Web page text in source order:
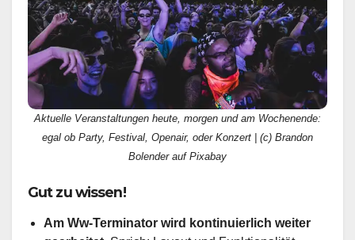
Aktuelle Veranstaltungen heute, morgen und am Wochenende:
egal ob Party, Festival, Openair, oder Konzert | (c) Brandon
Bolender auf Pixabay
Gut zu wissen!
Am Ww-Terminator wird kontinuierlich weiter